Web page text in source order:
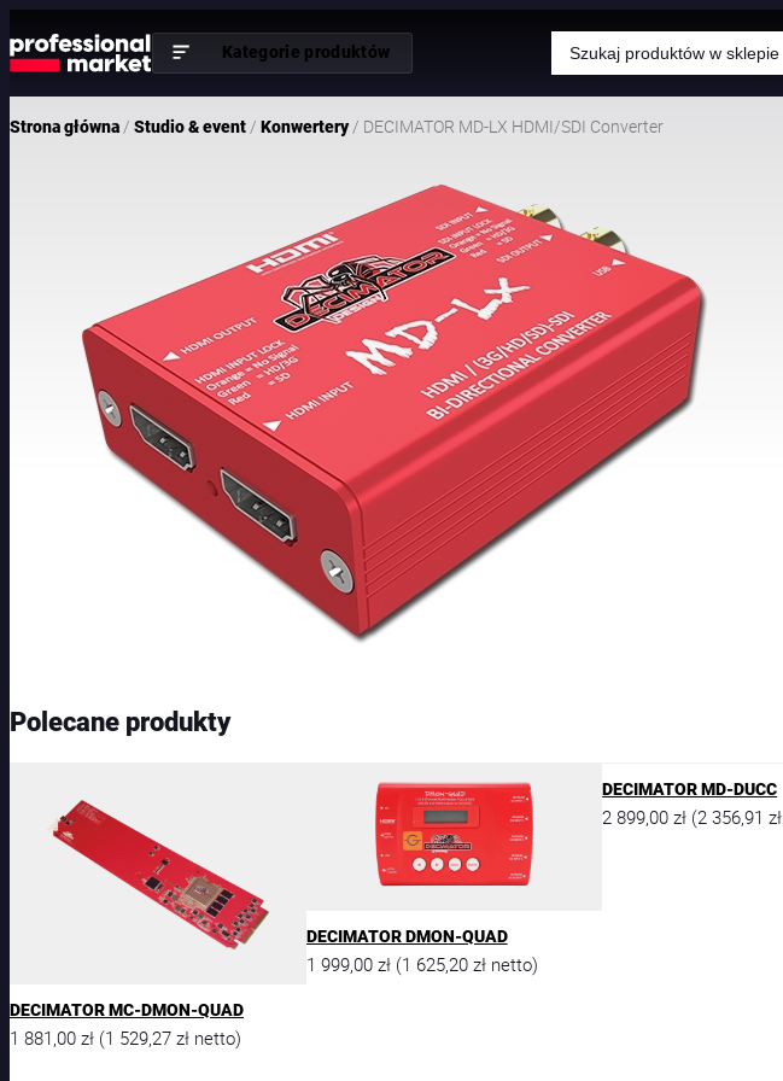
Kategorie produktów
Wyszukiwarka
produktów
Strona główna/ Studio & event/ Konwertery/ DECIMATOR MD-LX HDMI/SDI Converter
Polecane produkty
DECIMATOR MC-DMON-QUAD
1 881,00 zł (1 529,27 zł netto)
DECIMATOR DMON-QUAD
1 999,00 zł (1 625,20 złnetto)
DECIMATOR MD-DUCC
2 899,00zł (2 356,91zł